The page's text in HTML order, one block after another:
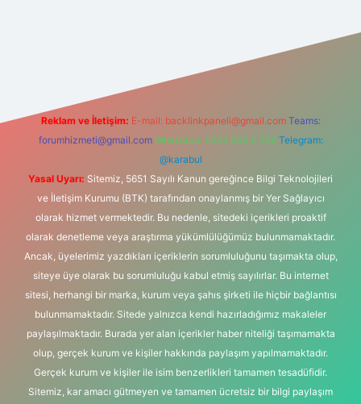
Reklam ve İletişim: E-mail: backlinkpaneli@gmail.com Teams:
forumhizmeti@gmail.com Whatsapp: 0262 606 0 726 Telegram:
@karabul
Yasal Uyarı: Sitemiz, 5651 Sayılı Kanun gereğince Bilgi Teknolojileri
ve İletişim Kurumu (BTK) tarafından onaylanmış bir Yer Sağlayıcı
olarak hizmet vermektedir. Bu nedenle, sitedeki içerikleri proaktif
olarak denetleme veya araştırma yükümlülüğümüz bulunmamaktadır.
Ancak, üyelerimiz yazdıkları içeriklerin sorumluluğunu taşımakta olup,
siteye üye olarak bu sorumluluğu kabul etmiş sayılırlar. Bu internet
sitesi, herhangi bir marka, kurum veya şahıs şirketi ile hiçbir bağlantısı
bulunmamaktadır. Sitede yalnızca kendi hazırladığımız makaleler
paylaşılmaktadır. Burada yer alan içerikler haber niteliği taşımamakta
olup, gerçek kurum ve kişiler hakkında paylaşım yapılmamaktadır.
Gerçek kurum ve kişiler ile isim benzerlikleri tamamen tesadüfidir.
Sitemiz, kar amacı gütmeyen ve tamamen ücretsiz bir bilgi paylaşım